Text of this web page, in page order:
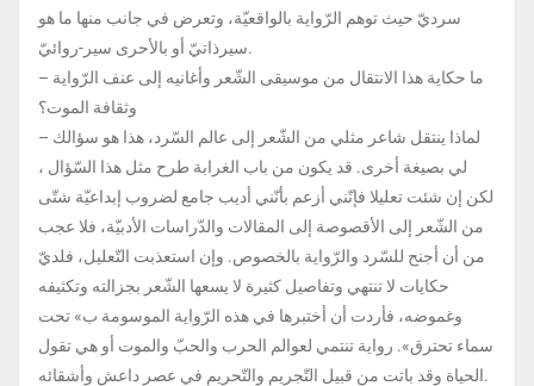
سرديّ حيث توهم الرّواية بالواقعيّة، وتعرض في جانب منها ما هو
سيرذاتيّ أو بالأحرى سير-روائيّ.
– ما حكاية هذا الانتقال من موسيقى الشّعر وأغانيه إلى عنف الرّواية
وثقافة الموت؟
– لماذا ينتقل شاعر مثلي من الشّعر إلى عالم السّرد، هذا هو سؤالك
لي بصيغة أخرى. قد يكون من باب الغرابة طرح مثل هذا السّؤال ،
لكن إن شئت تعليلا فإنّني أزعم بأنّني أديب جامع لضروب إبداعيّة شتّى
من الشّعر إلى الأقصوصة إلى المقالات والدّراسات الأدبيّة، فلا عجب
من أن أجنح للسّرد والرّواية بالخصوص. وإن استعذبت التّعليل، فلديّ
حكايات لا تنتهي وتفاصيل كثيرة لا يسعها الشّعر بجزالته وتكثيفه
وغموضه، فأردت أن أختبرها في هذه الرّواية الموسومة ب» تحت
سماء تحترق». رواية تنتمي لعوالم الحرب والحبّ والموت أو هي تقول
الحياة وقد باتت من قبيل التّجريم والتّحريم في عصر داعش وأشقائه.